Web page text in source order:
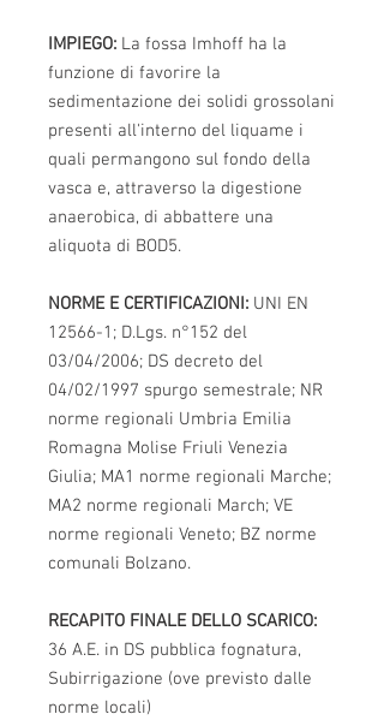
IMPIEGO: La fossa Imhoff ha la
funzione di favorire la
sedimentazione dei solidi grossolani
presenti all'interno del liquame i
quali permangono sul fondo della
vasca e, attraverso la digestione
anaerobica, di abbattere una
aliquota di BOD5.
NORME E CERTIFICAZIONI: UNI EN
12566-1; D.Lgs. n°152 del
03/04/2006; DS decreto del
04/02/1997 spurgo semestrale; NR
norme regionali Umbria Emilia
Romagna Molise Friuli Venezia
Giulia; MA1 norme regionali Marche;
MA2 norme regionali March; VE
norme regionali Veneto; BZ norme
comunali Bolzano.
RECAPITO FINALE DELLO SCARICO:
36 A.E. in DS pubblica fognatura,
Subirrigazione (ove previsto dalle
norme locali)